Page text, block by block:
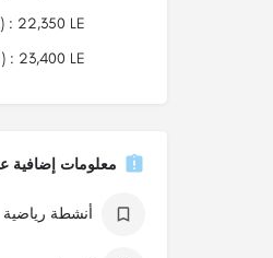
Year 6 (الصف الثاني الابتدائي) : 22,350 LE
Year 7 (الصف الثاني الابتدائي) : 23,400 LE
معلومات إضافية
أنشطة رياضية